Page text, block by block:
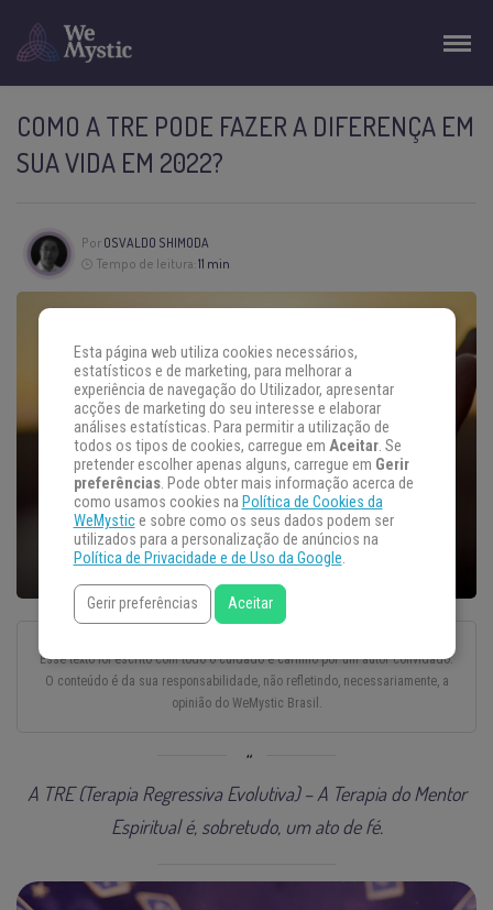
COMO A TRE PODE FAZER A DIFERENÇA EM
SUA VIDA EM 2022?
Por OSVALDO SHIMODA
Tempo de leitura:11 min
Esse texto foi escrito com todo o cuidado e carinho por um autor convidado.
O conteúdo é da sua responsabilidade, não refletindo, necessariamente, a
opinião do WeMystic Brasil.
A TRE (Terapia Regressiva Evolutiva) – A Terapia do Mentor
Espiritual é, sobretudo, um ato de fé.
Esta página web utiliza cookies necessários,
estatísticos e de marketing, para melhorar a
experiência de navegação do Utilizador, apresentar
acções de marketing do seu interesse e elaborar
análises estatísticas. Para permitir a utilização de
todos os tipos de cookies, carregue em Aceitar. Se
pretender escolher apenas alguns, carregue em Gerir
preferências. Pode obter mais informação acerca de
como usamos cookies na Política de Cookies da
WeMystice sobre como os seus dados podem ser
utilizados para a personalização de anúncios na
Política de Privacidade e de Uso da Google.
Gerir preferências Aceitar